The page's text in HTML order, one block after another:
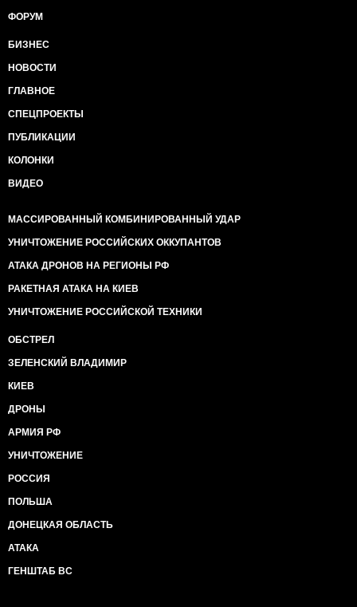
ФОРУМ
БИЗНЕС
НОВОСТИ
ГЛАВНОЕ
СПЕЦПРОЕКТЫ
ПУБЛИКАЦИИ
КОЛОНКИ
ВИДЕО
МАССИРОВАННЫЙ КОМБИНИРОВАННЫЙ УДАР
УНИЧТОЖЕНИЕ РОССИЙСКИХ ОККУПАНТОВ
АТАКА ДРОНОВ НА РЕГИОНЫ РФ
РАКЕТНАЯ АТАКА НА КИЕВ
УНИЧТОЖЕНИЕ РОССИЙСКОЙ ТЕХНИКИ
ОБСТРЕЛ
ЗЕЛЕНСКИЙ ВЛАДИМИР
КИЕВ
ДРОНЫ
АРМИЯ РФ
УНИЧТОЖЕНИЕ
РОССИЯ
ПОЛЬША
ДОНЕЦКАЯ ОБЛАСТЬ
АТАКА
ГЕНШТАБ ВС